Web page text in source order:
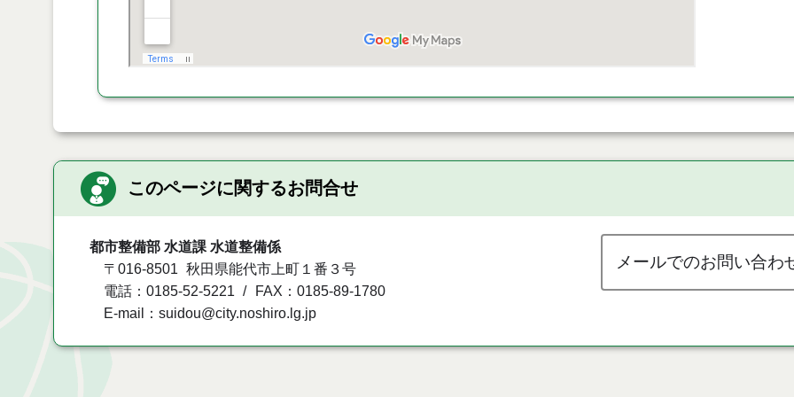
このページに関するお問合せ
都市整備部 水道課 水道整備係
〒016-8501
秋田県能代市上町１番３号
電話：0185-52-5221
FAX：0185-89-1780
E-mail：suidou@city.noshiro.lg.jp
メールでのお問い合わ